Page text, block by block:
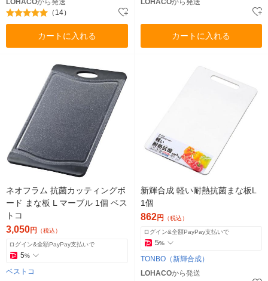
LOHACOから発送
（14）
カートに入れる
LOHACOから発送
カートに入れる
ネオフラム 抗菌カッティングボ
ード まな板 L マーブル 1個 ベス
トコ
3,050円 （税込）
ログイン&全額PayPay支払いで
5%
ベストコ
新輝合成 軽い耐熱抗菌まな板L
1個
862円 （税込）
ログイン&全額PayPay支払いで
5%
TONBO（新輝合成）
LOHACOから発送